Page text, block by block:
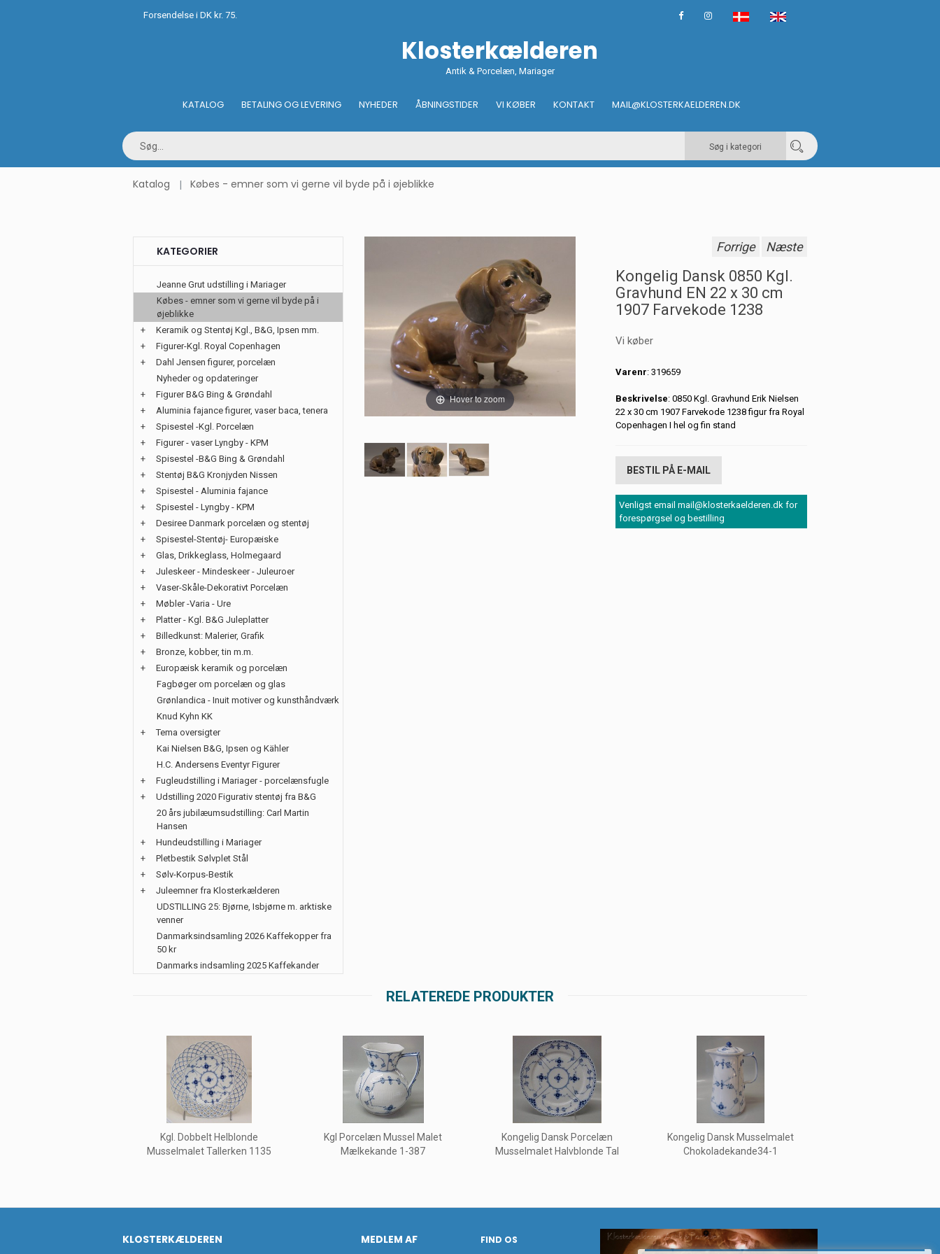
Forsendelse i DK kr. 75.
Klosterkælderen
Antik & Porcelæn, Mariager
KATALOG BETALING OG LEVERING NYHEDER ÅBNINGSTIDER VI KØBER KONTAKT MAIL@KLOSTERKAELDEREN.DK
Søg i kategori
Katalog Købes - emner som vi gerne vil byde på i øjeblikke
KATEGORIER
Jeanne Grut udstilling i Mariager
Købes - emner som vi gerne vil byde på i
øjeblikke
+
Keramik og Stentøj Kgl., B&G, Ipsen mm.
+
Figurer-Kgl. Royal Copenhagen
+
Dahl Jensen figurer, porcelæn
Nyheder og opdateringer
+
Figurer B&G Bing & Grøndahl
+
Aluminia fajance figurer, vaser baca, tenera
+
Spisestel -Kgl. Porcelæn
+
Figurer - vaser Lyngby - KPM
+
Spisestel -B&G Bing & Grøndahl
+
Stentøj B&G Kronjyden Nissen
+
Spisestel - Aluminia fajance
+
Spisestel - Lyngby - KPM
+
Desiree Danmark porcelæn og stentøj
+
Spisestel-Stentøj- Europæiske
+
Glas, Drikkeglass, Holmegaard
+
Juleskeer - Mindeskeer - Juleuroer
+
Vaser-Skåle-Dekorativt Porcelæn
+
Møbler -Varia - Ure
+
Platter - Kgl. B&G Juleplatter
+
Billedkunst: Malerier, Grafik
+
Bronze, kobber, tin m.m.
+
Europæisk keramik og porcelæn
Fagbøger om porcelæn og glas
Grønlandica - Inuit motiver og kunsthåndværk
Knud Kyhn KK
+
Tema oversigter
Kai Nielsen B&G, Ipsen og Kähler
H.C. Andersens Eventyr Figurer
+
Fugleudstilling i Mariager - porcelænsfugle
+
Udstilling 2020 Figurativ stentøj fra B&G
20 års jubilæumsudstilling: Carl Martin
Hansen
+
Hundeudstilling i Mariager
+
Pletbestik Sølvplet Stål
+
Sølv-Korpus-Bestik
+
Juleemner fra Klosterkælderen
UDSTILLING 25: Bjørne, Isbjørne m. arktiske
venner
Danmarksindsamling 2026 Kaffekopper fra
50 kr
Danmarks indsamling 2025 Kaffekander
Hover to zoom
Forrige Næste
Kongelig Dansk 0850 Kgl.
Gravhund EN 22 x 30 cm
1907 Farvekode 1238
Vi køber
Varenr: 319659
Beskrivelse: 0850 Kgl. Gravhund Erik Nielsen
22 x 30 cm 1907 Farvekode 1238 figur fra Royal
Copenhagen I hel og fin stand
BESTIL PÅ E-MAIL
Venligst email mail@klosterkaelderen.dk for
forespørgsel og bestilling
RELATEREDE PRODUKTER
Kgl. Dobbelt Helblonde
Musselmalet Tallerken 1135
Kgl Porcelæn Mussel Malet
Mælkekande 1-387
Kongelig Dansk Porcelæn
Musselmalet Halvblonde Tal
Kongelig Dansk Musselmalet
Chokoladekande34-1
KLOSTERKÆLDEREN
MEDLEM AF FIND OS